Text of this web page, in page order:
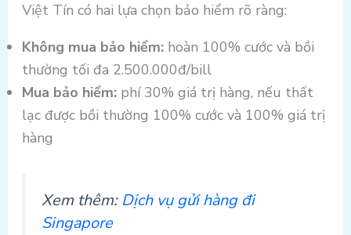
Việt Tín có hai lựa chọn bảo hiểm rõ ràng:
Không mua bảo hiểm:hoàn 100% cước và bồi
thường tối đa 2.500.000đ/bill
Mua bảo hiểm:phí 30% giá trị hàng, nếu thất
lạc được bồi thường 100% cước và 100% giá trị
hàng
Xem thêm:Dịch vụ gửi hàng đi
Singapore